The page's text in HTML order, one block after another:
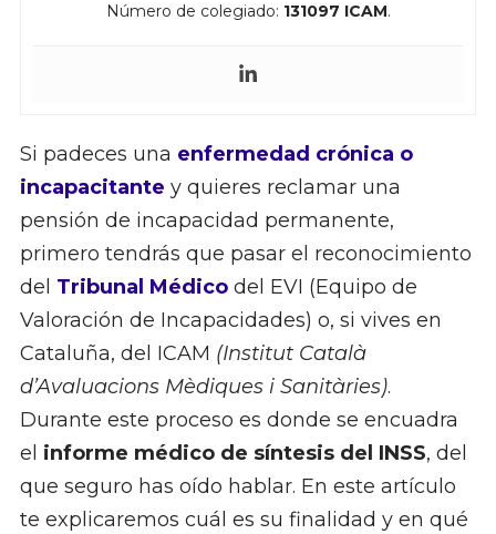
Número de colegiado: 131097 ICAM.
Si padeces una enfermedad crónica o
incapacitante y quieres reclamar una
pensión de incapacidad permanente,
primero tendrás que pasar el reconocimiento
del Tribunal Médicodel EVI (Equipo de
Valoración de Incapacidades) o, si vives en
Cataluña, del ICAM (Institut Català
d’Avaluacions Mèdiques i Sanitàries).
Durante este proceso es donde se encuadra
el informe médico de síntesis del INSS, del
que seguro has oído hablar. En este artículo
te explicaremos cuál es su finalidad y en qué